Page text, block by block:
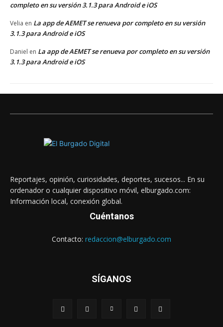
completo en su versión 3.1.3 para Android e iOS
Velia en La app de AEMET se renueva por completo en su versión
3.1.3 para Android e iOS
Daniel en La app de AEMET se renueva por completo en su versión
3.1.3 para Android e iOS
Reportajes, opinión, curiosidades, deportes, sucesos... En su
ordenador o cualquier dispositivo móvil, elburgado.com:
Información local, conexión global.
Cuéntanos
Contacto: redaccion@elburgado.com
SÍGANOS